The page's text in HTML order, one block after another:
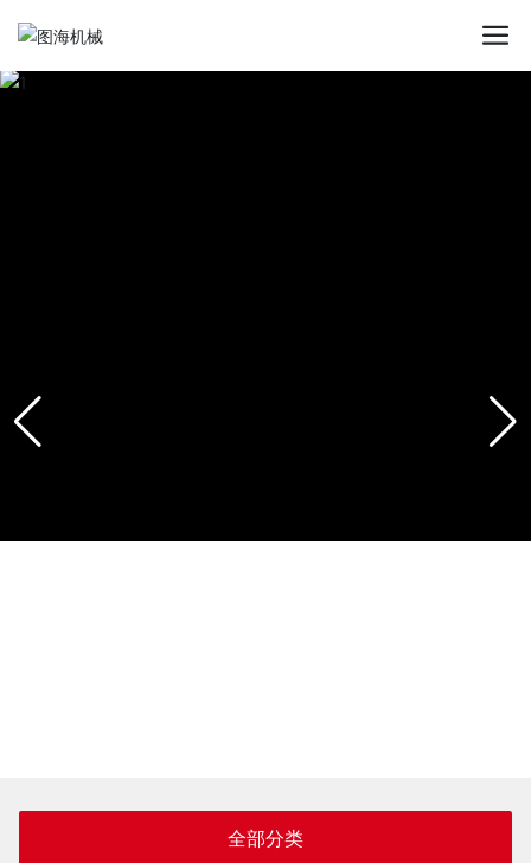
星空平台app_星空(中国)
全部分类